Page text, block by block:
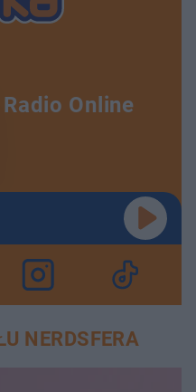
Radio Online
NERDSFERA